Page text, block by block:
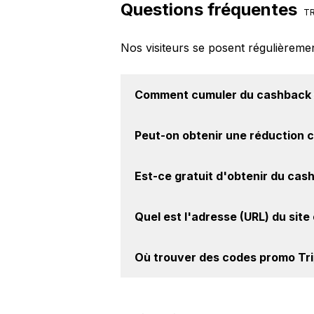
Questions fréquentes
Nos visiteurs se posent
Comment cumuler du
le cashback, réalisez votre
Peut-on obtenir une réduction
le site web de Trip.com. Ce
Est-ce gratuit d'obtenir du
Trip.com. Oui, c'est donc gratuit
Quel est l'adresse (URL) du site
intéressant de vérifier l'URL du
Où trouver des codes promo